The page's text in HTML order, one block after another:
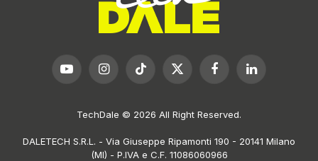
YouTubeInstagramTikTok
X
FacebookLinkedIn
TechDale © 2026 All Right Reserved.
DALETECH S.R.L. - Via Giuseppe Ripamonti 190 - 20141 Milano
(MI) - P.IVA e C.F. 11086060966